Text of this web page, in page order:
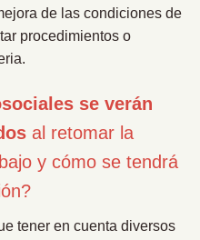
de las condiciones de
procedimientos o
se verán
al retomar la
y cómo se tendrá
tener en cuenta diversos